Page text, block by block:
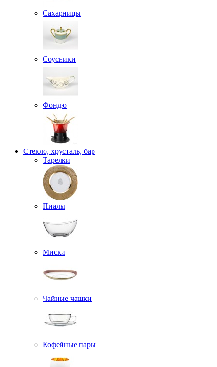
Сахарницы
Соусники
Фондю
Стекло, хрусталь, бар
Тарелки
Пиалы
Миски
Чайные чашки
Кофейные пары